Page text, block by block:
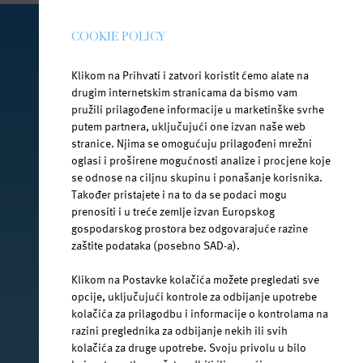
facebook.com/jana.water/
@janawater
youtube.com/jana-water
COOKIE POLICY
Klikom na Prihvati i zatvori koristit ćemo alate na
drugim internetskim stranicama da bismo vam
pružili prilagođene informacije u marketinške svrhe
putem partnera, uključujući one izvan naše web
stranice. Njima se omogućuju prilagođeni mrežni
oglasi i proširene mogućnosti analize i procjene koje
se odnose na ciljnu skupinu i ponašanje korisnika.
Također pristajete i na to da se podaci mogu
prenositi i u treće zemlje izvan Europskog
gospodarskog prostora bez odgovarajuće razine
zaštite podataka (posebno SAD-a).
Klikom na Postavke kolačića možete pregledati sve
opcije, uključujući kontrole za odbijanje upotrebe
kolačića za prilagodbu i informacije o kontrolama na
razini preglednika za odbijanje nekih ili svih
kolačića za druge upotrebe. Svoju privolu u bilo